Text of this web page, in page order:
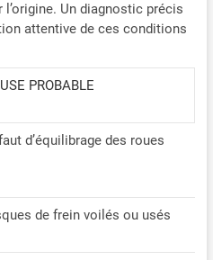
Un diagnostic précis
attentive de ces conditions
PROBABLE
d’équilibrage des roues
de frein voilés ou usés